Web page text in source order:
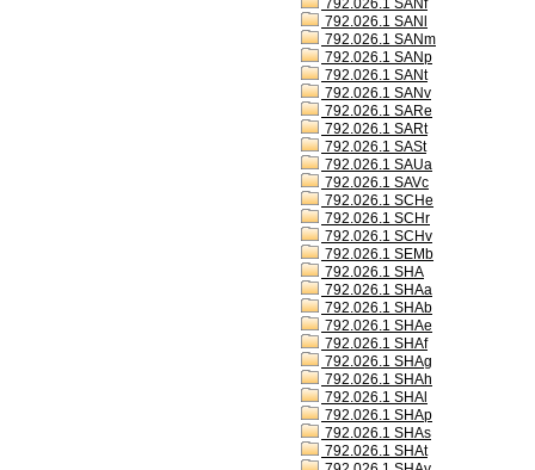
792.026.1 SANf
792.026.1 SANl
792.026.1 SANm
792.026.1 SANp
792.026.1 SANt
792.026.1 SANv
792.026.1 SARe
792.026.1 SARt
792.026.1 SASt
792.026.1 SAUa
792.026.1 SAVc
792.026.1 SCHe
792.026.1 SCHr
792.026.1 SCHv
792.026.1 SEMb
792.026.1 SHA
792.026.1 SHAa
792.026.1 SHAb
792.026.1 SHAe
792.026.1 SHAf
792.026.1 SHAg
792.026.1 SHAh
792.026.1 SHAl
792.026.1 SHAp
792.026.1 SHAs
792.026.1 SHAt